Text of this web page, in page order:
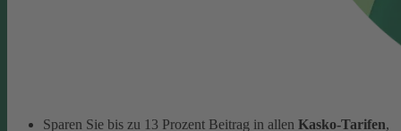
Sparen Sie bis zu 13 Prozent Beitrag in allen Kasko-Tarifen,